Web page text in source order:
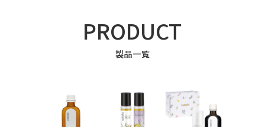
PRODUCT
製品一覧